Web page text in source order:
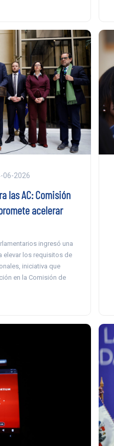
06-2026
las AC: Comisión
acelerar
ingresó una
elevar los requisitos de
iniciativa que
en la Comisión de